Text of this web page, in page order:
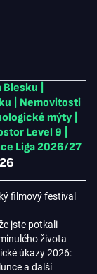
Blesku
Nemovitosti
mýty
Level 9
Liga 2026/27
filmový festival
jste potkali
života
úkazy 2026:
a další